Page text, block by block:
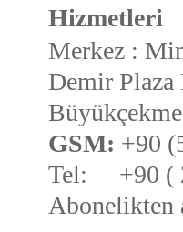
Hizmetleri
Merkez :
Demir
GSM: +90
Tel: +90 (
Abonelikten